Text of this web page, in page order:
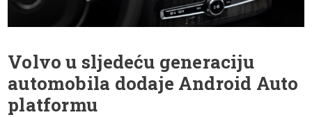
Volvo u sljedeću generaciju
automobila dodaje Android Auto
platformu